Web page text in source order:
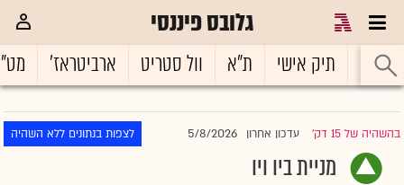
גלובס פיננסי
ראשי תיק אישי ת"א וול סטריט ארביטראז'
בהשהיה של 15 דק' |עדכון אחרון 5/8/2026 לצפות בנתונים ללא השהיה
מניית ביו ויו